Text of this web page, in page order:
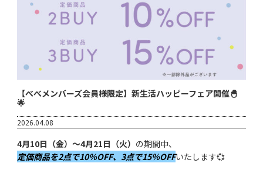
【べべメンバーズ会員様限定】新生活ハッピーフェア開催🐣
🌟
2026.04.08
4月10日（金）～4月21日（火） の期間中、
定価商品を2点で10％OFF、3点で15％OFFいたします💞